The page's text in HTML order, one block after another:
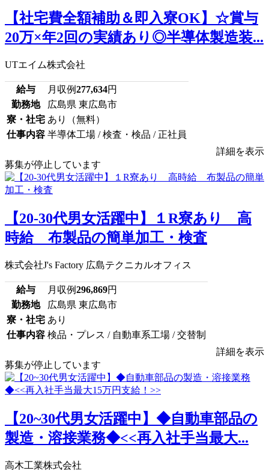
【社宅費全額補助＆即入寮OK】☆賞与
20万×年2回の実績あり◎半導体製造装...
UTエイム株式会社
給与 月収例277,634円
勤務地
広島県 東広島市
寮・社宅 あり（無料）
仕事内容 半導体工場 / 検査・検品 / 正社員
詳細を表示
募集が停止しています
【20-30代男女活躍中】１R寮あり 高
時給 布製品の簡単加工・検査
株式会社J's Factory 広島テクニカルオフィス
給与 月収例296,869円
勤務地
広島県 東広島市
寮・社宅 あり
仕事内容 検品・プレス / 自動車系工場 / 交替制
詳細を表示
募集が停止しています
【20~30代男女活躍中】◆自動車部品の
製造・溶接業務◆<<再入社手当最大...
高木工業株式会社